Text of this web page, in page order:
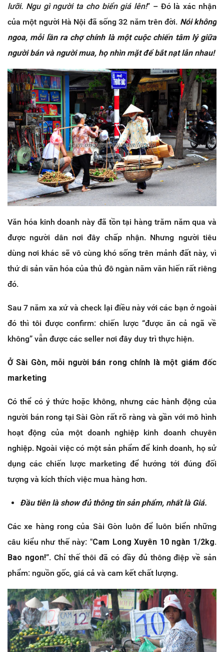
lưỡi. Ngu gì người ta cho biển giá lên!” – Đó là xác nhận
của một người Hà Nội đã sống 32 năm trên đời. Nói không
ngoa, mỗi lần ra chợ chính là một cuộc chiến tâm lý giữa
người bán và người mua, họ nhìn mặt để bắt nạt lẫn nhau!
Văn hóa kinh doanh này đã tồn tại hàng trăm năm qua và
được người dân nơi đây chấp nhận. Nhưng người tiêu
dùng nơi khác sẽ vô cùng khó sống trên mảnh đất này, vì
thứ di sản văn hóa của thủ đô ngàn năm văn hiến rất riêng
đó.
Sau 7 năm xa xứ và check lại điều này với các bạn ở ngoài
đó thì tôi được confirm: chiến lược “được ăn cả ngã về
không” vẫn được các seller nơi đây duy trì thực hiện.
Ở Sài Gòn, mỗi người bán rong chính là một giám đốc
marketing
Có thể có ý thức hoặc không, nhưng các hành động của
người bán rong tại Sài Gòn rất rõ ràng và gần với mô hình
hoạt động của một doanh nghiệp kinh doanh chuyên
nghiệp. Ngoài việc có một sản phẩm để kinh doanh, họ sử
dụng các chiến lược marketing để hướng tới đúng đối
tượng và kích thích việc mua hàng hơn.
Đầu tiên là show đủ thông tin sản phẩm, nhất là Giá.
Các xe hàng rong của Sài Gòn luôn để luôn biển những
câu kiểu như thế này: "Cam Long Xuyên 10 ngàn 1/2kg.
Bao ngon!”. Chỉ thế thôi đã có đầy đủ thông điệp về sản
phẩm: nguồn gốc, giá cả và cam kết chất lượng.